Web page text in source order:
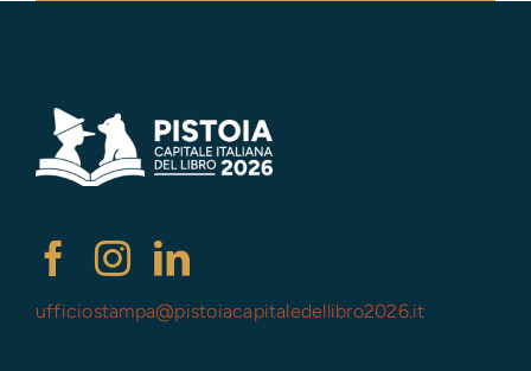
ufficiostampa@pistoiacapitaledellibro2026.it